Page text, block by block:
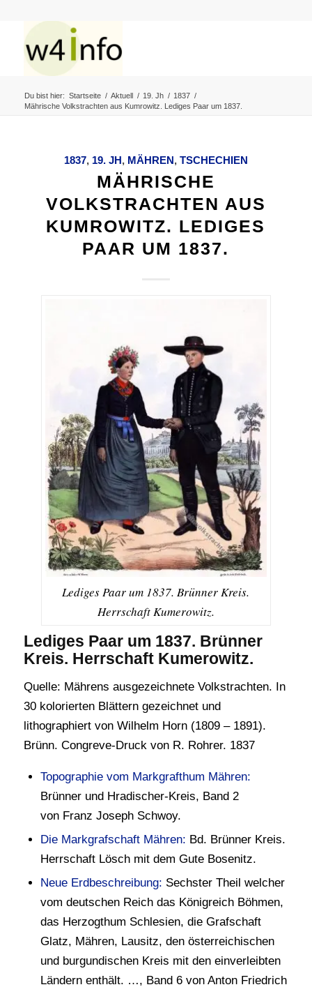
Du bist hier: Startseite / Aktuell / 19. Jh / 1837 /
Mährische Volkstrachten aus Kumrowitz. Lediges Paar um 1837.
1837, 19. JH, MÄHREN, TSCHECHIEN
MÄHRISCHE
VOLKSTRACHTEN AUS
KUMROWITZ. LEDIGES
PAAR UM 1837.
Lediges Paar um 1837. Brünner Kreis.
Herrschaft Kumerowitz.
Lediges Paar um 1837. Brünner
Kreis. Herrschaft Kumerowitz.
Quelle: Mährens ausgezeichnete Volkstrachten. In
30 kolorierten Blättern gezeichnet und
lithographiert von Wilhelm Horn (1809 – 1891).
Brünn. Congreve-Druck von R. Rohrer. 1837
Topographie vom Markgrafthum Mähren:
Brünner und Hradischer-Kreis, Band 2
von Franz Joseph Schwoy.
Die Markgrafschaft Mähren: Bd. Brünner Kreis.
Herrschaft Lösch mit dem Gute Bosenitz.
Neue Erdbeschreibung: Sechster Theil welcher
vom deutschen Reich das Königreich Böhmen,
das Herzogthum Schlesien, die Grafschaft
Glatz, Mähren, Lausitz, den österreichischen
und burgundischen Kreis mit den einverleibten
Ländern enthält. …, Band 6 von Anton Friedrich